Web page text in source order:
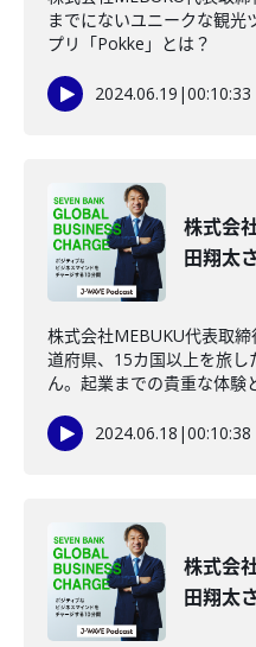
までにないユニークな観光
プリ「Pokke」とは？
2024.06.19 |00:10:33
株式会
田翔太
株式会社MEBUKU代表取
道府県、15カ国以上を旅し
ん。起業までの貴重な体験
2024.06.18 |00:10:38
株式会
田翔太